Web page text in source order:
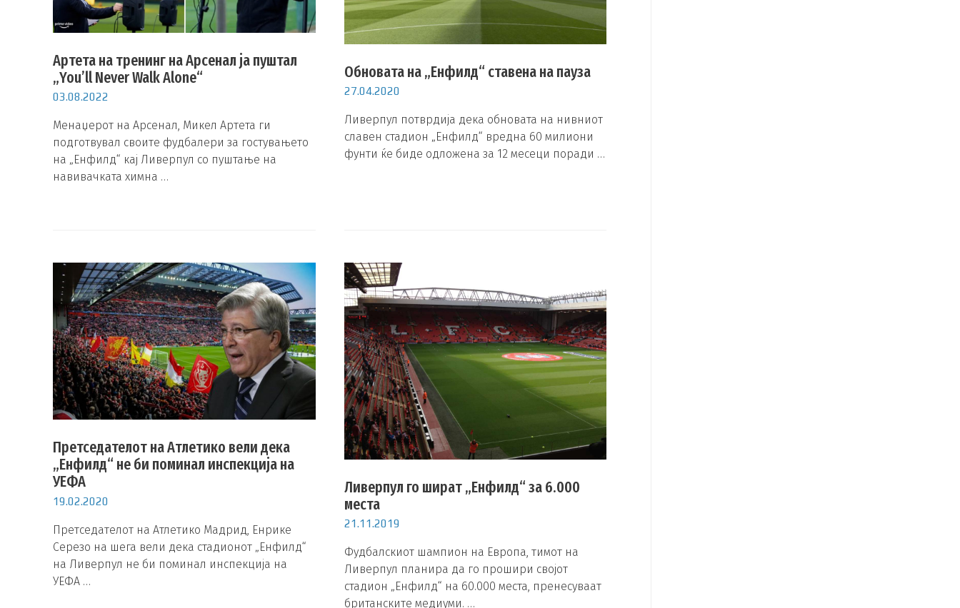
Артета на тренинг на Арсенал ја пуштал
„You’ll Never Walk Alone“
03.08.2022
Менаџерот на Арсенал, Микел Артета ги
подготвувал своите фудбалери за гостувањето
на „Енфилд“ кај Ливерпул со пуштање на
навивачката химна …
Обновата на „Енфилд“ ставена на пауза
27.04.2020
Ливерпул потврдија дека обновата на нивниот
славен стадион „Енфилд“ вредна 60 милиони
фунти ќе биде одложена за 12 месеци поради …
Претседателот на Атлетико вели дека
„Енфилд“ не би поминал инспекција на
УЕФА
19.02.2020
Претседателот на Атлетико Мадрид, Енрике
Серезо на шега вели дека стадионот „Енфилд“
на Ливерпул не би поминал инспекција на
УЕФА …
Ливерпул го шират „Енфилд“ за 6.000
места
21.11.2019
Фудбалскиот шампион на Европа, тимот на
Ливерпул планира да го прошири својот
стадион „Енфилд“ на 60.000 места, пренесуваат
британските медиуми. …